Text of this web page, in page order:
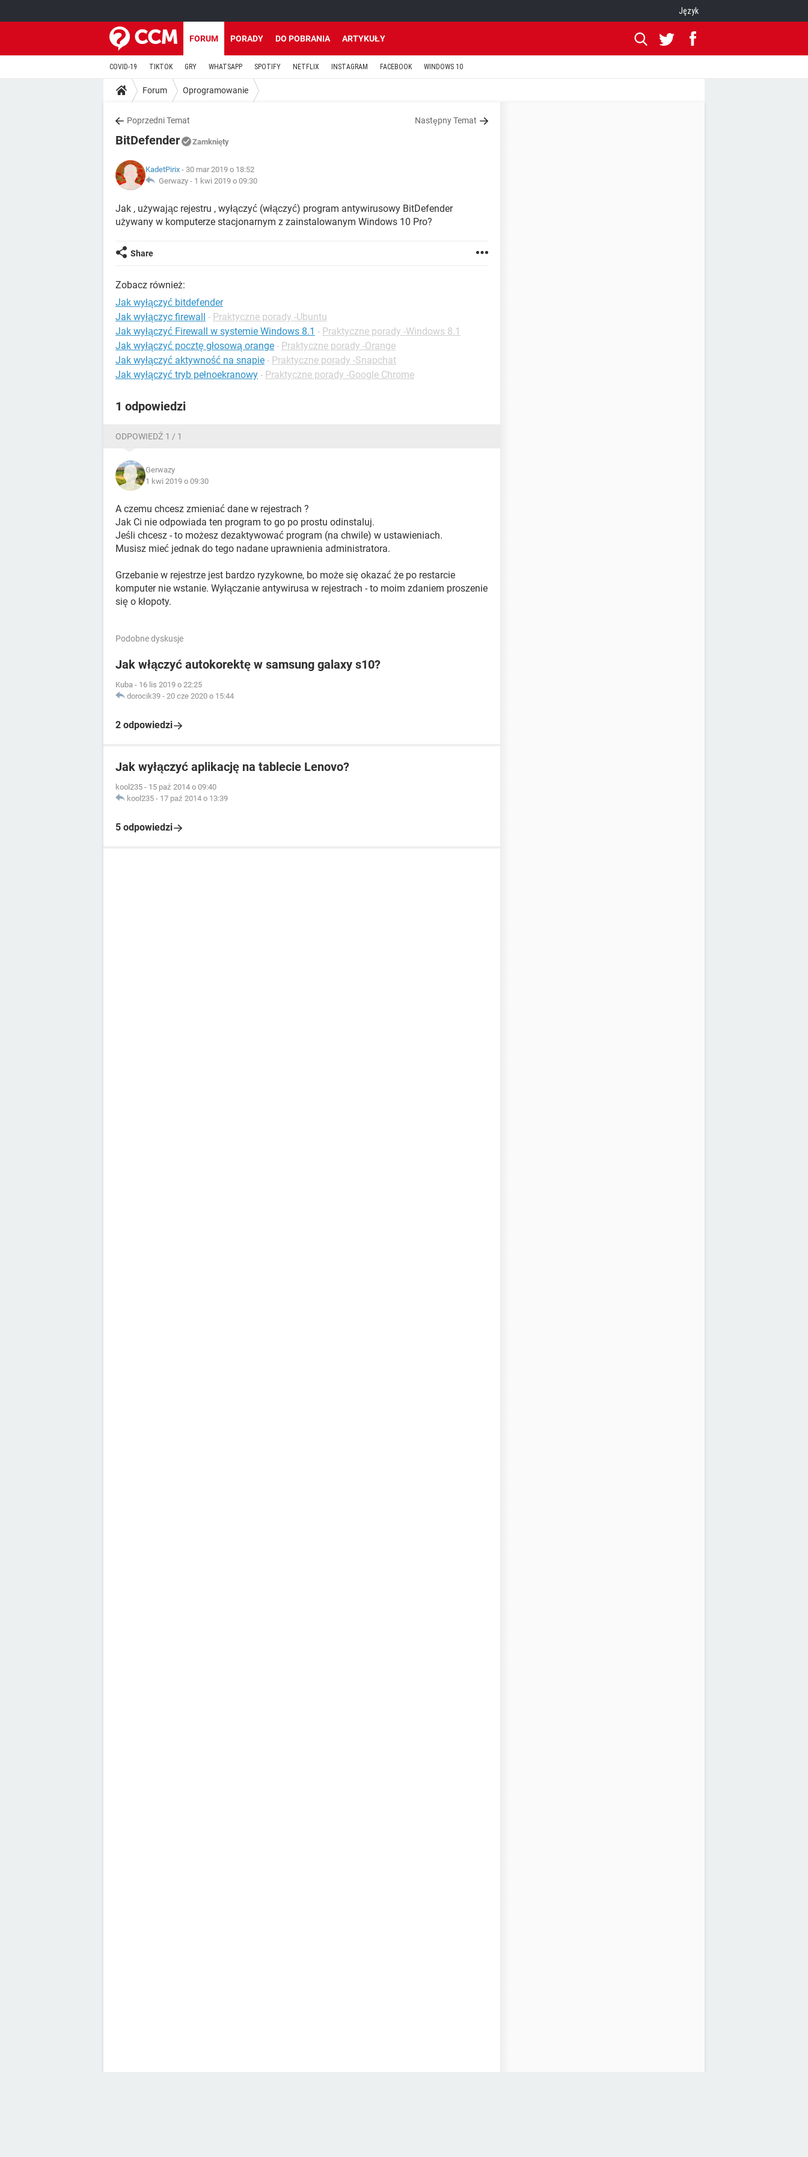
Język
FORUM PORADY DO POBRANIA ARTYKUŁY
COVID-19 TIKTOK GRY WHATSAPP SPOTIFY NETFLIX INSTAGRAM FACEBOOK WINDOWS 10
Forum Oprogramowanie
Poprzedni Temat Następny Temat
BitDefender Zamknięty
KadetPirix - 30 mar 2019 o 18:52
Gerwazy - 1 kwi 2019 o 09:30
Jak , używając rejestru , wyłączyć (włączyć) program antywirusowy BitDefender
używany w komputerze stacjonarnym z zainstalowanym Windows 10 Pro?
Share
Zobacz również:
Jak wyłączyć bitdefender
Jak wyłączyc firewall - Praktyczne porady -Ubuntu
Jak wyłączyć Firewall w systemie Windows 8.1 - Praktyczne porady -Windows 8.1
Jak wyłączyć pocztę głosową orange - Praktyczne porady -Orange
Jak wyłączyć aktywność na snapie - Praktyczne porady -Snapchat
Jak wyłączyć tryb pełnoekranowy - Praktyczne porady -Google Chrome
1 odpowiedzi
ODPOWIEDŹ 1 / 1
Gerwazy
1 kwi 2019 o 09:30
A czemu chcesz zmieniać dane w rejestrach ?
Jak Ci nie odpowiada ten program to go po prostu odinstaluj.
Jeśli chcesz - to możesz dezaktywować program (na chwile) w ustawieniach.
Musisz mieć jednak do tego nadane uprawnienia administratora.
Grzebanie w rejestrze jest bardzo ryzykowne, bo może się okazać że po restarcie
komputer nie wstanie. Wyłączanie antywirusa w rejestrach - to moim zdaniem proszenie
się o kłopoty.
Podobne dyskusje
Jak włączyć autokorektę w samsung galaxy s10?
Kuba - 16 lis 2019 o 22:25
dorocik39 - 20 cze 2020 o 15:44
2 odpowiedzi
Jak wyłączyć aplikację na tablecie Lenovo?
kool235 - 15 paź 2014 o 09:40
kool235 - 17 paź 2014 o 13:39
5 odpowiedzi